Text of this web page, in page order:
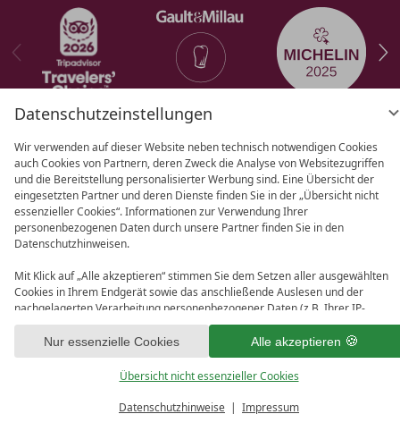
Datenschutzeinstellungen
Wir verwenden auf dieser Website neben technisch notwendigen Cookies
auch Cookies von Partnern, deren Zweck die Analyse von Websitezugriffen
und die Bereitstellung personalisierter Werbung sind. Eine Übersicht der
eingesetzten Partner und deren Dienste finden Sie in der „Übersicht nicht
essenzieller Cookies“. Informationen zur Verwendung Ihrer
personenbezogenen Daten durch unsere Partner finden Sie in den
Datenschutzhinweisen.
Mit Klick auf „Alle akzeptieren“ stimmen Sie dem Setzen aller ausgewählten
Cookies in Ihrem Endgerät sowie das anschließende Auslesen und der
nachgelagerten Verarbeitung personenbezogener Daten (z.B. Ihrer IP-
Adresse) durch uns und unseren Partnern zu. Falls Sie damit nicht
einverstanden sind, klicken Sie bitte auf „Nur essenzielle Cookies“. Eine
individuelle Auswahl können Sie unter „Übersicht nicht essenzieller Cookies“
tätigen. Sie können Ihre Auswahl im Fußbereich dieser Website oder in den
Alle akzeptieren
Nur essenzielle Cookies
Übersicht nicht essenzieller Cookies
Datenschutzhinweise Impressum
Gutscheine Anfragen
AGB Datenschutz
Datenschutz­
einstellungen
Barrierefreiheit Impressum